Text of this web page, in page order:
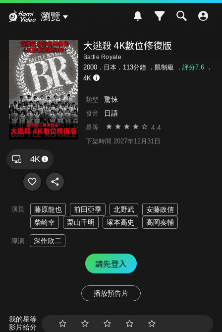
瀏覽
大逃殺 4K數位修復版
Battle Royale
2000．日本．113分鐘 ． 限制級 ． 評分7.6．
4K
類型 驚悚
發音 日語
星等 4.4
下架時間 2027年12月31日
演員 藤原龍也 前田亞季 北野武
安藤政信
柴崎幸
栗山千明 塚本高史 高岡奏輔
導演 深作欣二
請先登入
播放預告片
我的星等
影片給分